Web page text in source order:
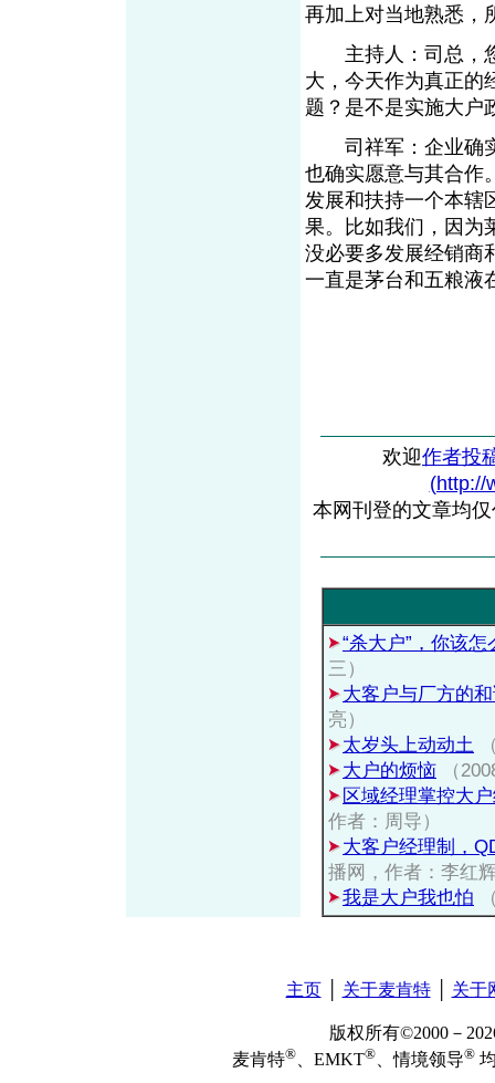
再加上对当地熟悉，
主持人：司总，您
大，今天作为真正的
题？是不是实施大户
司祥军：企业确实
也确实愿意与其合作
发展和扶持一个本辖
果。比如我们，因为
没必要多发展经销商
一直是茅台和五粮液
欢迎作者投
(http://
本网刊登的文章均
“杀大户”，你该怎
三）
大客户与厂方的
亮）
太岁头上动动土
大户的烦恼
（
区域经理掌控大
作者：周导）
大客户经理制，
播网，作者：李红
我是大户我也怕
主页│ 关于麦肯特│ 关于
版权所有©2000－
麦肯特® 、EMKT® 、情境领导®